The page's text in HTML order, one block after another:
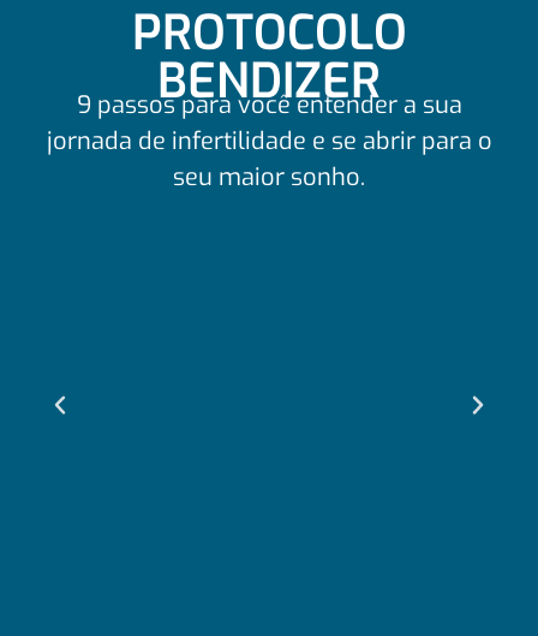
PROTOCOLO
BENDIZER
9 passos para você entender a sua
jornada de infertilidade e se abrir para o
seu maior sonho.